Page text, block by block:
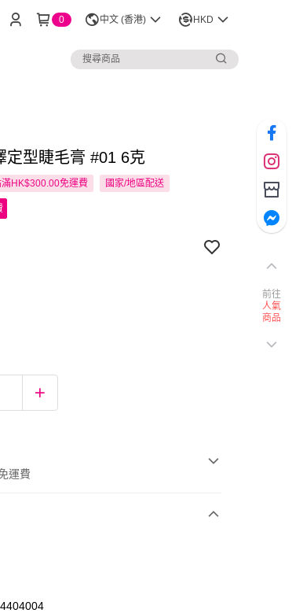
0 中文 (香港) HKD
定型睫毛膏 #01 6克
滿HK$300.00免運費 國家/地區配送
運費
前往
人氣
商品